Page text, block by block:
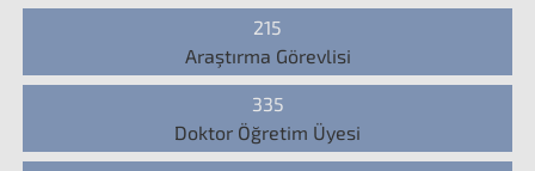
215
Araştırma Görevlisi
335
Doktor Öğretim Üyesi